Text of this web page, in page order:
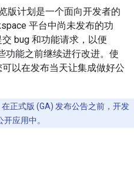
版计划是一个面向开发者的
平台中尚未发布的功
bug 和功能请求，以便
功能之前继续进行改进。使
以在发布当天让集成做好公
正式版 (GA) 发布公告之前，开发
应用中。